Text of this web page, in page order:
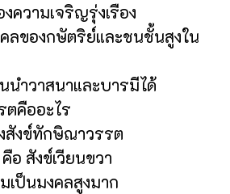
ความเจริญรุ่งเรือง
ลของกษัตริย์และชนชั้นสูงใน
นำวาสนาและบารมีได้
คืออะไร
สังข์ทักษิณาวรรต
สังข์เวียนขวา
เป็นมงคลสูงมาก